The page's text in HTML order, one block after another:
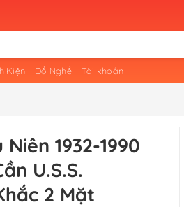
Kiện Đồ Nghề Tài khoản
1932-1990
U.S.S.
2 Mặt